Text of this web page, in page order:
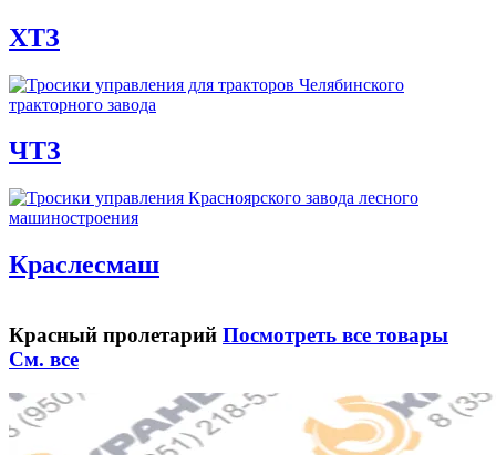
ХТЗ
ЧТЗ
Краслесмаш
Красный пролетарий Посмотреть все товары
См. все